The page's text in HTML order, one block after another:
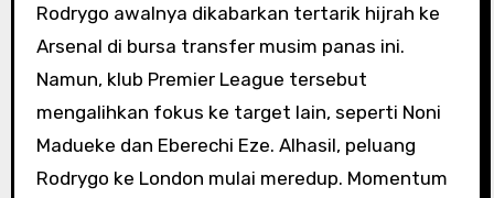
Rodrygo awalnya dikabarkan tertarik hijrah ke
Arsenal di bursa transfer musim panas ini.
Namun, klub Premier League tersebut
mengalihkan fokus ke target lain, seperti Noni
Madueke dan Eberechi Eze. Alhasil, peluang
Rodrygo ke London mulai meredup. Momentum